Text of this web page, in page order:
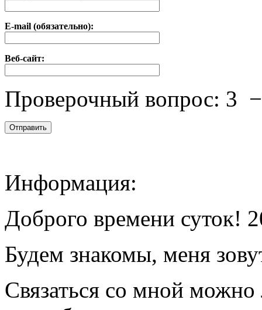
E-mail (обязательно):
Веб-сайт:
Проверочный вопрос: 3
Информация:
Доброго времени суток!
Будем знакомы, меня
Связаться со мной